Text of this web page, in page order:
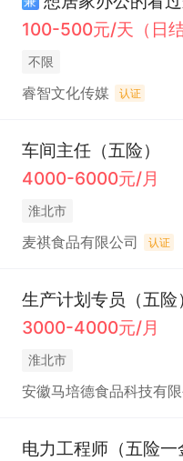
100-500元/天（日结
不限
睿智文化传媒 认证
车间主任（五险）
4000-6000元/月
淮北市
麦祺食品有限公司 认证
生产计划专员（五险）
3000-4000元/月
淮北市
安徽马培德食品科技有
电力工程师（五险一